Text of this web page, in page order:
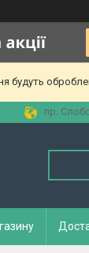
будуть
пр.